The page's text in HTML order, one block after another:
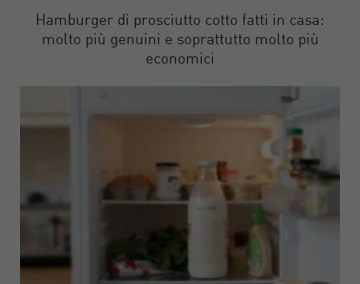
Hamburger di prosciutto cotto fatti in casa:
molto più genuini e soprattutto molto più
economici